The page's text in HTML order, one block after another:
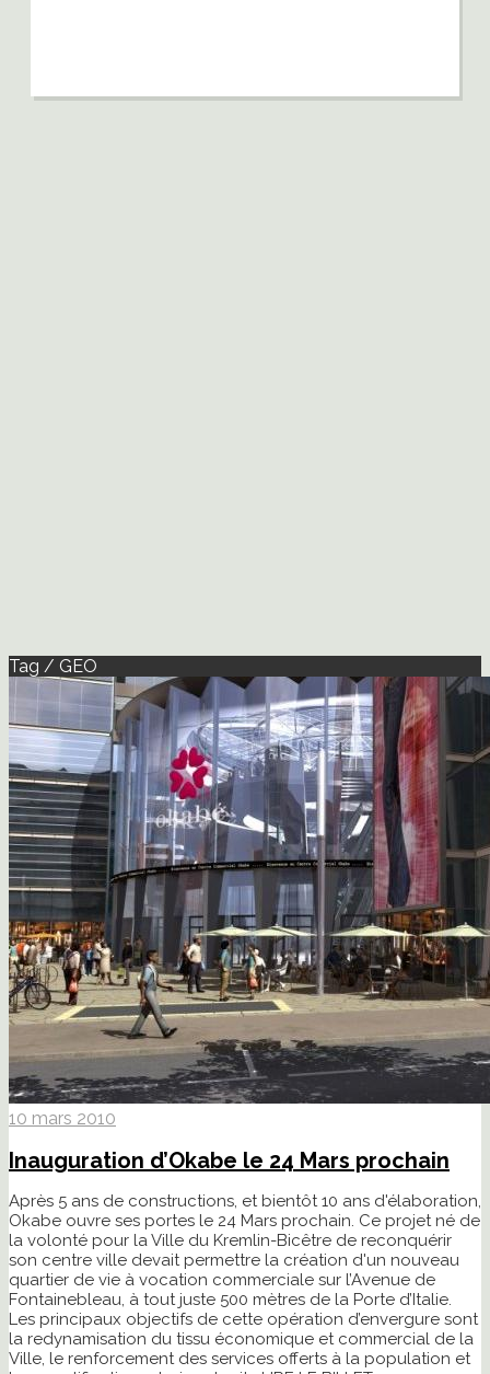
Tag / GEO
10 mars 2010
Inauguration d’Okabe le 24 Mars prochain
Après 5 ans de constructions, et bientôt 10 ans d'élaboration,
Okabe ouvre ses portes le 24 Mars prochain. Ce projet né de
la volonté pour la Ville du Kremlin-Bicêtre de reconquérir
son centre ville devait permettre la création d'un nouveau
quartier de vie à vocation commerciale sur l’Avenue de
Fontainebleau, à tout juste 500 mètres de la Porte d’Italie.
Les principaux objectifs de cette opération d’envergure sont
la redynamisation du tissu économique et commercial de la
Ville, le renforcement des services offerts à la population et